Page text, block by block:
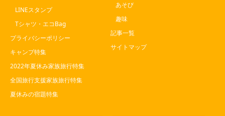
LINEスタンプ
Tシャツ・エコBag
プライバシーポリシー
キャンプ特集
2022年夏休み家族旅行特集
全国旅行支援家族旅行特集
夏休みの宿題特集
あそび
趣味
記事一覧
サイトマップ